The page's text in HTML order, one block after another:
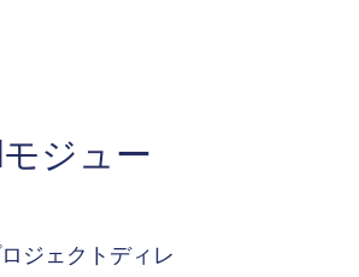
ジュー
ジェクトディレ